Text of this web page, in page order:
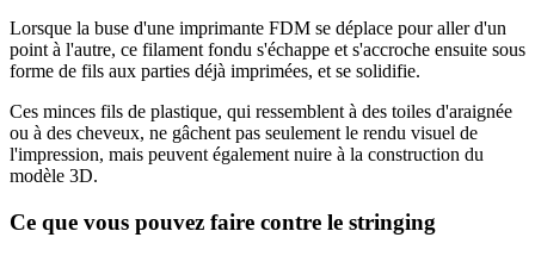
Lorsque la buse d'une imprimante FDM se déplace pour aller d'un
point à l'autre, ce filament fondu s'échappe et s'accroche ensuite sous
forme de fils aux parties déjà imprimées, et se solidifie.
Ces minces fils de plastique, qui ressemblent à des toiles d'araignée
ou à des cheveux, ne gâchent pas seulement le rendu visuel de
l'impression, mais peuvent également nuire à la construction du
modèle 3D.
Ce que vous pouvez faire contre le stringing